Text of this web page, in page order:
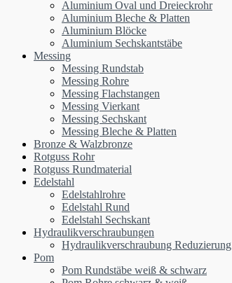
Aluminium Oval und Dreieckrohr
Aluminium Bleche & Platten
Aluminium Blöcke
Aluminium Sechskantstäbe
Messing
Messing Rundstab
Messing Rohre
Messing Flachstangen
Messing Vierkant
Messing Sechskant
Messing Bleche & Platten
Bronze & Walzbronze
Rotguss Rohr
Rotguss Rundmaterial
Edelstahl
Edelstahlrohre
Edelstahl Rund
Edelstahl Sechskant
Hydraulikverschraubungen
Hydraulikverschraubung Reduzierung
Pom
Pom Rundstäbe weiß & schwarz